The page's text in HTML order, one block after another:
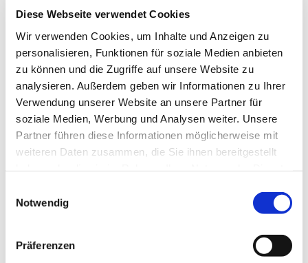
Diese Webseite verwendet Cookies
Wir verwenden Cookies, um Inhalte und Anzeigen zu
personalisieren, Funktionen für soziale Medien anbieten
zu können und die Zugriffe auf unsere Website zu
analysieren. Außerdem geben wir Informationen zu Ihrer
Verwendung unserer Website an unsere Partner für
soziale Medien, Werbung und Analysen weiter. Unsere
Partner führen diese Informationen möglicherweise mit
weiteren Daten zusammen, die Sie ihnen bereitgestellt
Notwendig
Präferenzen
Dienstag, 25. Januar 2028, 10:00
Uhr
St. Pius Gemeindehaus, Werftstr.
25, 44628 Herne